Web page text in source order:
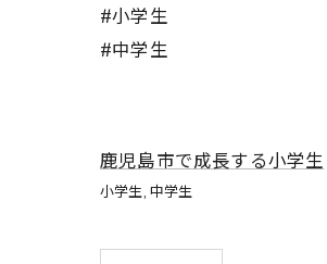
#小学生
#中学生
鹿児島市で成長する小学生
小学生 中学生